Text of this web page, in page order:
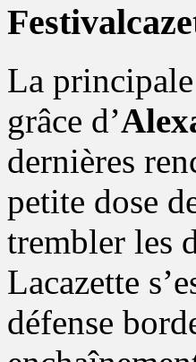
La
grâce d’
dernières
petite dose
trembler les
Lacazette
défense